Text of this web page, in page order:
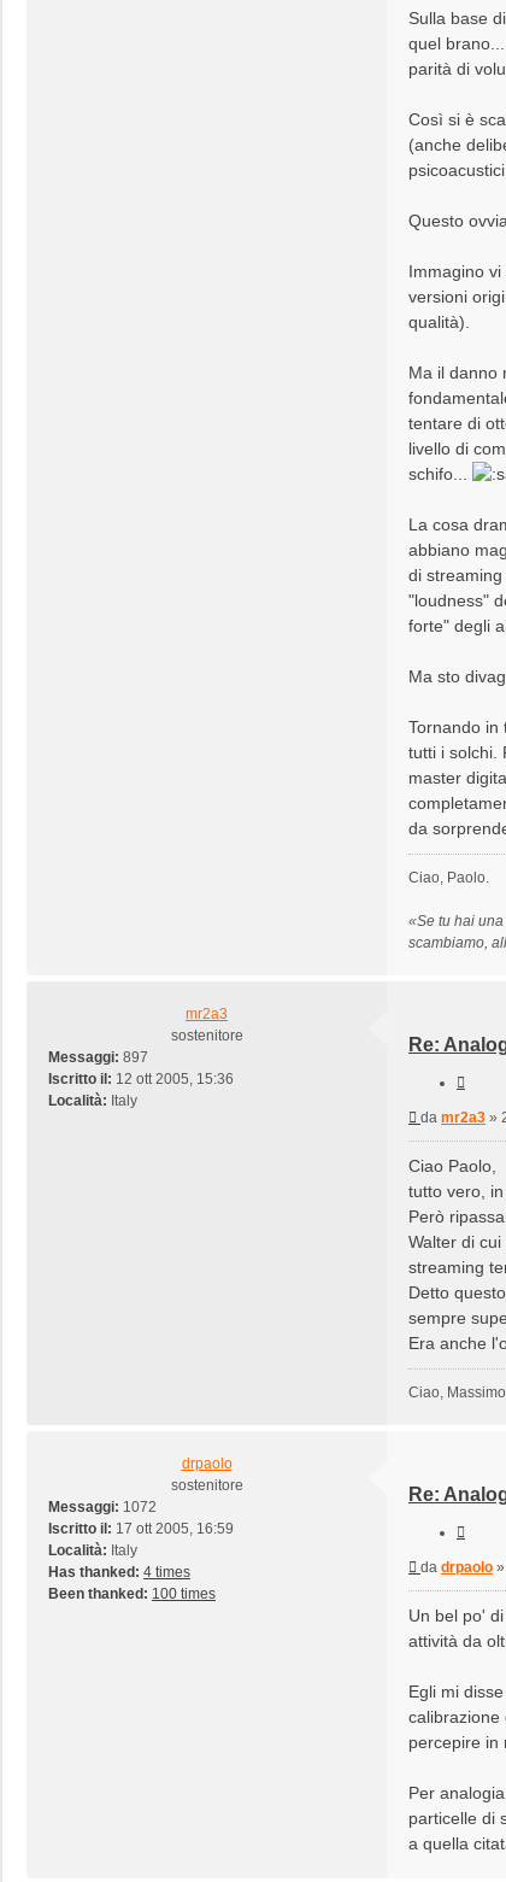
Sulla base
quel
parità di
Così si è
(anche
Questo
Immagino
versioni
qualità).
Ma il danno
tentare di
livello di
schifo...
La cosa
abbiano
di
"loudness"
forte" degli
Ma sto
Tornando in
tutti i solchi.
master
da
Ciao, Paolo.
«Se tu hai
scambiamo,
mr2a3
sostenitore
Messaggi: 897
Iscritto il: 12 ott 2005, 15:36
Località: Italy
Re:
Messaggio
da mr2a3 »
Ciao Paolo,
tutto vero,
Però
Walter di
streaming
Detto
sempre
Era anche
Ciao, Massimo
drpaolo
sostenitore
Messaggi: 1072
Iscritto il: 17 ott 2005, 16:59
Località: Italy
Has thanked: 4 times
Been thanked: 100 times
Re:
Messaggio
da drpaolo »
Un bel po'
attività da
Egli mi
calibrazione
percepire in
Per
particelle di
a quella